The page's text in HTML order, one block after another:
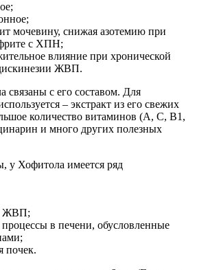
мочевину, снижая азотемию при
с ХПН;
влияние при хронической
ЖВП.
связаны с его составом. Для
– экстракт из его свежих
количество витаминов (А, С, В1,
и много других полезных
у Хофитола имеется ряд
ЖВП;
в печени, обусловленные
почек.